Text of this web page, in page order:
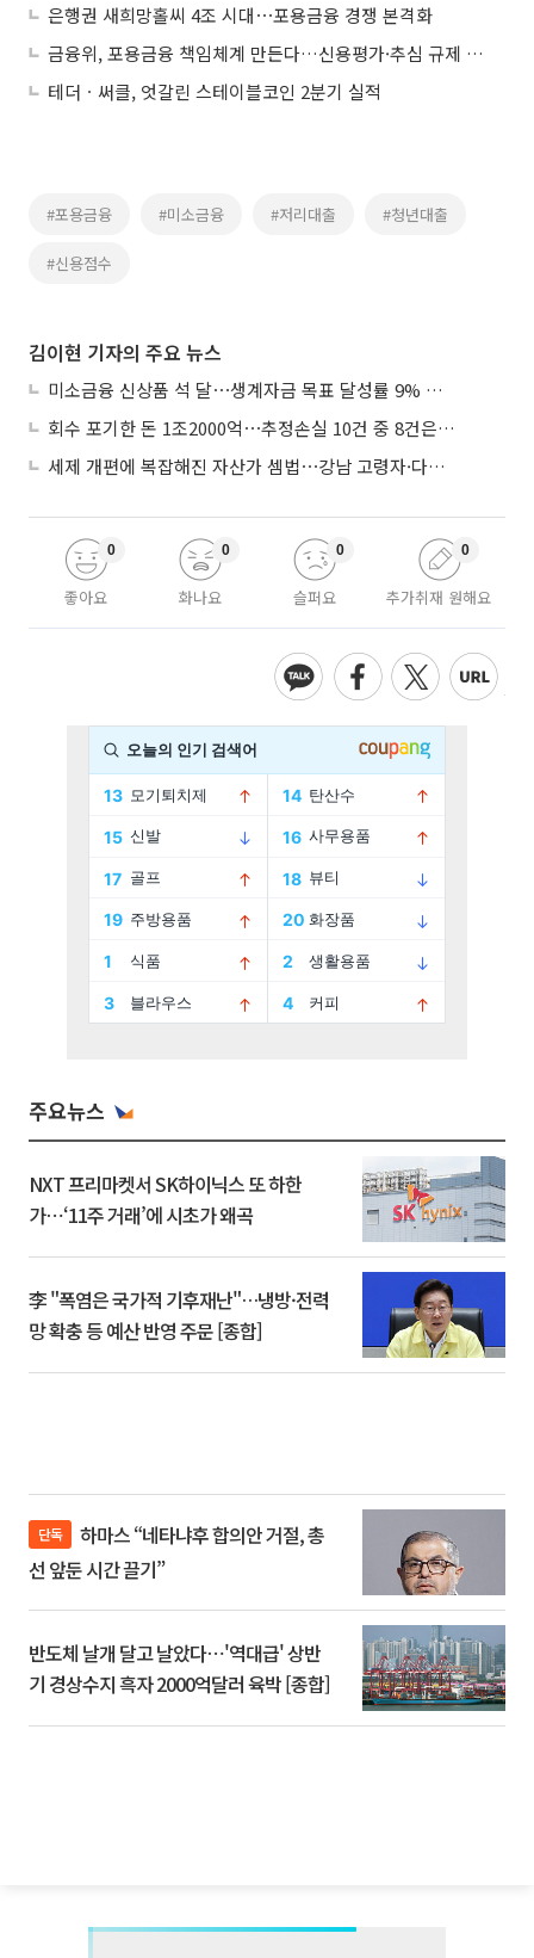
은행권 새희망홀씨 4조 시대⋯포용금융 경쟁 본격화
금융위, 포용금융 책임체계 만든다…신용평가·추심 규제 손질
테더ㆍ써클, 엇갈린 스테이블코인 2분기 실적
#포용금융 #미소금융 #저리대출 #청년대출
#신용점수
김이현 기자의 주요 뉴스
미소금융 신상품 석 달⋯생계자금 목표 달성률 9% 그쳐
회수 포기한 돈 1조2000억⋯추정손실 10건 중 8건은 기업대출
세제 개편에 복잡해진 자산가 셈법⋯강남 고령자·다주택자 ‘자산재편 고심’
좋아요
0
화나요
0
슬퍼요
0
추가취재 원해요
0
주요뉴스
NXT 프리마켓서 SK하이닉스 또 하한
가⋯‘11주 거래’에 시초가 왜곡
李 "폭염은 국가적 기후재난"…냉방·전력
망 확충 등 예산 반영 주문 [종합]
단독
선 앞둔 시간 끌기”
반도체 날개 달고 날았다⋯'역대급' 상반
기 경상수지 흑자 2000억달러 육박 [종합]